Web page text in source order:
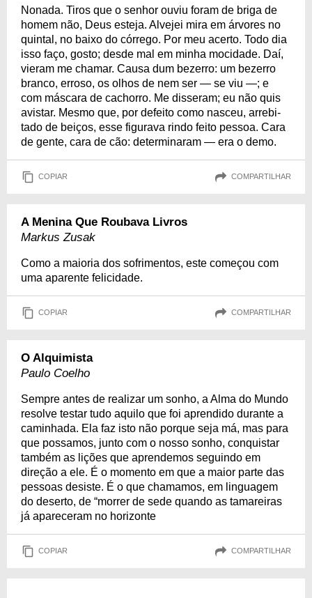
Nonada. Tiros que o senhor ouviu foram de briga de
ho­mem não, Deus esteja. Alvejei mira em árvores no
quintal, no baixo do cór­rego. Por meu acerto. Todo dia
isso faço, gosto; desde mal em minha mo­cidade. Daí,
vieram me chamar. Causa dum bezerro: um bezerro
branco, er­roso, os olhos de nem ser — se viu —; e
com máscara de cachorro. Me disseram; eu não quis
avistar. Mesmo que, por defeito como nasceu, arrebi­
tado de beiços, esse figurava rindo feito pessoa. Cara
de gente, cara de cão: deter­mi­naram — era o demo.
COPIAR COMPARTILHAR
A Menina Que Roubava Livros
Markus Zusak
Como a maioria dos sofrimentos, este começou com
uma aparente felicidade.
COPIAR COMPARTILHAR
O Alquimista
Paulo Coelho
Sempre antes de realizar um sonho, a Alma do Mundo
resolve testar tudo aquilo que foi aprendido durante a
caminhada. Ela faz isto não porque seja má, mas para
que possamos, junto com o nosso sonho, conquistar
também as lições que aprendemos seguindo em
direção a ele. É o momento em que a maior parte das
pessoas desiste. É o que chamamos, em linguagem
do deserto, de “morrer de sede quando as tamareiras
já apareceram no horizonte
COPIAR COMPARTILHAR